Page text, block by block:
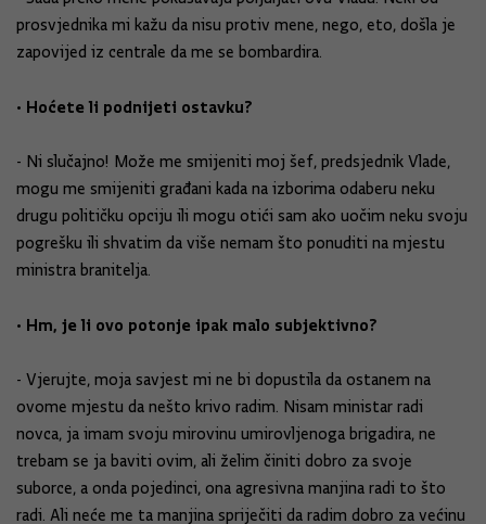
prosvjednika mi kažu da nisu protiv mene, nego, eto, došla je
zapovijed iz centrale da me se bombardira.
• Hoćete li podnijeti ostavku?
- Ni slučajno! Može me smijeniti moj šef, predsjednik Vlade,
mogu me smijeniti građani kada na izborima odaberu neku
drugu političku opciju ili mogu otići sam ako uočim neku svoju
pogrešku ili shvatim da više nemam što ponuditi na mjestu
ministra branitelja.
• Hm, je li ovo potonje ipak malo subjektivno?
- Vjerujte, moja savjest mi ne bi dopustila da ostanem na
ovome mjestu da nešto krivo radim. Nisam ministar radi
novca, ja imam svoju mirovinu umirovljenoga brigadira, ne
trebam se ja baviti ovim, ali želim činiti dobro za svoje
suborce, a onda pojedinci, ona agresivna manjina radi to što
radi. Ali neće me ta manjina spriječiti da radim dobro za većinu